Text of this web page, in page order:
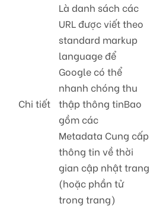
Chi tiết
Là danh sách các
URL được viết theo
standard markup
language để
Google có thể
nhanh chóng thu
thập thông tinBao
gồm các
Metadata Cung cấp
thông tin về thời
gian cập nhật trang
(hoặc phần tử
trong trang)